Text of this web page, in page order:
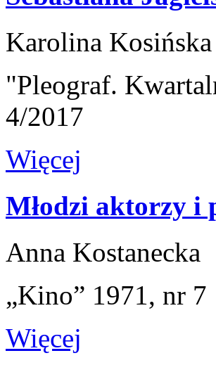
Karolina Kosińska
"Pleograf.
4/2017
Więcej
Młodzi aktorzy i
Anna Kostanecka
„Kino” 1971, nr 7
Więcej